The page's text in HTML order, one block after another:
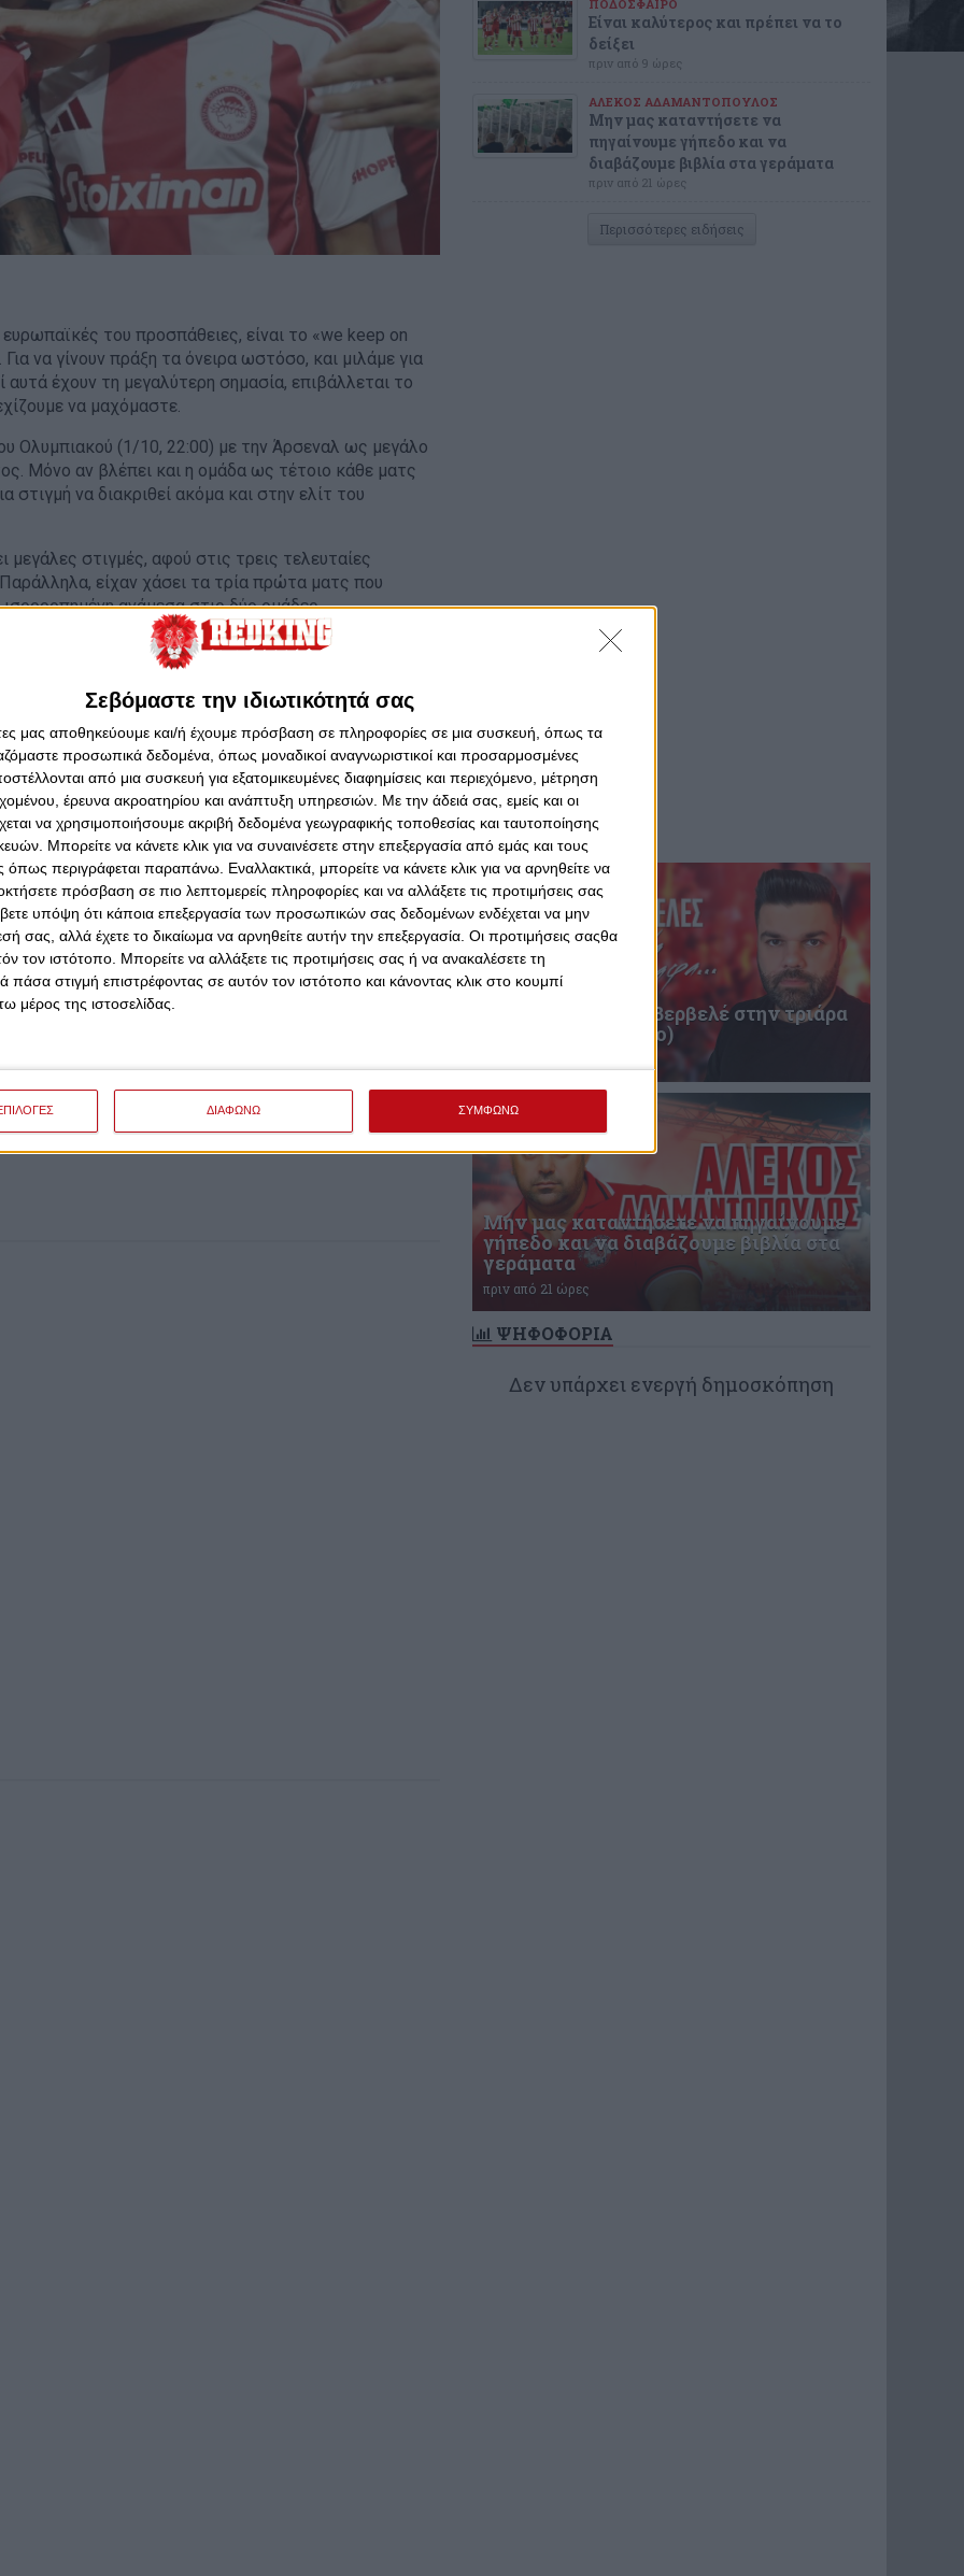
Σεβόμαστε την ιδιωτικότητά σας
μας αποθηκεύουμε και/ή έχουμε πρόσβαση σε πληροφορίες σε μια συσκευή, όπως τα
προσωπικά δεδομένα, όπως μοναδικοί αναγνωριστικοί και προσαρμοσμένες
από μια συσκευή για εξατομικευμένες διαφημίσεις και περιεχόμενο, μέτρηση
έρευνα ακροατηρίου και ανάπτυξη υπηρεσιών. Με την άδειά σας, εμείς και οι
να χρησιμοποιήσουμε ακριβή δεδομένα γεωγραφικής τοποθεσίας και ταυτοποίησης
Μπορείτε να κάνετε κλικ για να συναινέσετε στην επεξεργασία από εμάς και τους
περιγράφεται παραπάνω. Εναλλακτικά, μπορείτε να κάνετε κλικ για να αρνηθείτε να
πρόσβαση σε πιο λεπτομερείς πληροφορίες και να αλλάξετε τις προτιμήσεις σας
υπόψη ότι κάποια επεξεργασία των προσωπικών σας δεδομένων ενδέχεται να μην
σας, αλλά έχετε το δικαίωμα να αρνηθείτε αυτήν την επεξεργασία. Οι προτιμήσεις σαςθα
τον ιστότοπο. Μπορείτε να αλλάξετε τις προτιμήσεις σας ή να ανακαλέσετε τη
στιγμή επιστρέφοντας σε αυτόν τον ιστότοπο και κάνοντας κλικ στο κουμπί
μέρος της ιστοσελίδας.
ΔΙΑΦΩΝΩ ΣΥΜΦΩΝΩ
του προσπάθειες, είναι το «we keep on
να γίνουν πράξη τα όνειρα ωστόσο, και μιλάμε για
έχουν τη μεγαλύτερη σημασία, επιβάλλεται το
να μαχόμαστε.
Ολυμπιακού (1/10, 22:00) με την Άρσεναλ ως μεγάλο
Μόνο αν βλέπει και η ομάδα ως τέτοιο κάθε ματς
να διακριθεί ακόμα και στην ελίτ του
μεγάλες στιγμές, αφού στις τρεις τελευταίες
είχαν χάσει τα τρία πρώτα ματς που
ανάμεσα στις δύο ομάδες.
στην συνέντευξη τύπου ενόψει της ρεβάνς, δεν
απέναντι στους Άγγλους
φόβο στο γήπεδο. Να «ταλαιπωρήσει την Άρσεναλ
της αδυναμίες. Μόνο νίκη θέλει ο Βάσκος
να μην έχει ανοίξει τα χαρτιά του, ωστόσο αυτό
να αλλάξει η προσέγγιση που έχουμε συνηθίσει να
ΠΟΔΟΣΦΑΙΡΟ
Είναι καλύτερος και πρέπει να το
δείξει
πριν από 9 ώρες
ΑΛΕΚΟΣ ΑΔΑΜΑΝΤΟΠΟΥΛΟΣ
Μην μας καταντήσετε να
πηγαίνουμε γήπεδο και να
διαβάζουμε βιβλία στα γεράματα
πριν από 21 ώρες
Περισσότερες ειδήσεις
Επική περιγραφή Βερβελέ στην τριάρα
του Θρύλου! (video)
Μην μας καταντήσετε να πηγαίνουμε
γήπεδο και να διαβάζουμε βιβλία στα
γεράματα
πριν από 21 ώρες
ΨΗΦΟΦΟΡΙΑ
Δεν υπάρχει ενεργή δημοσκόπηση